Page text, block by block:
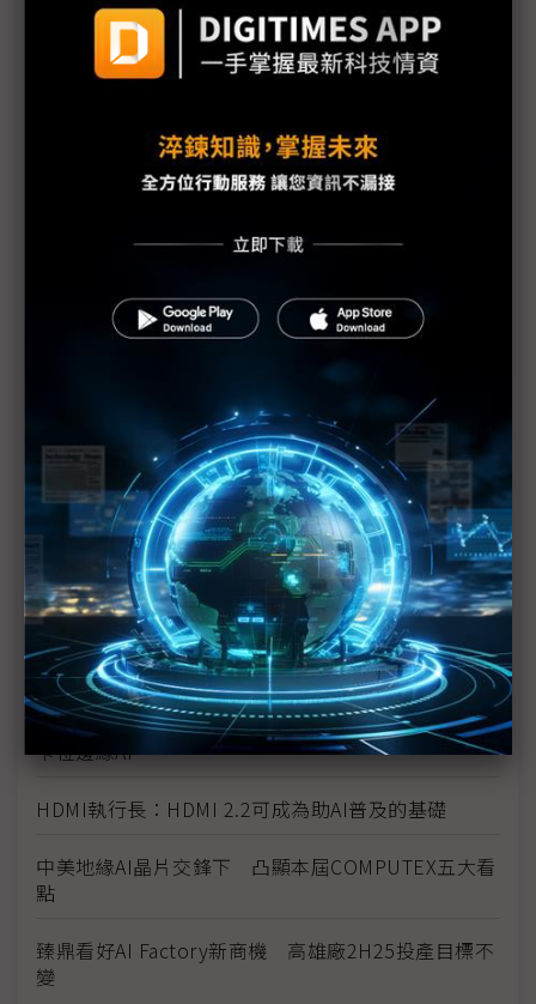
COMPUTEX氣氛轉冷 兩大疑慮壟罩下半年展望
《不具名消息》EP17：川普專挑軟「蘋果」吃？電腦
Tech666：【產業觀察小教室】COMPUTEX 2025觀
察，x86光環褪去後，Arm陣營將崛起？
比地上運輸貴30倍 無人機送貨成本仍是挑戰
NVIDIA台灣總部有著落了｜高通鎖定商用PC市場｜
英特爾陳立武的三支箭｜《科技中心點》EP55
評析：一場台系IC設計力挺的COMPUTEX
建碁COMPUTEX展Edge IPC新品 打造高效AI科技
黃仁勳直言AI晶片管制錯誤 業界示警：對美弊大於
台廠參戰人形機器人 供應鏈看好鴻海、和碩拔頭籌
《科技聽IC》COMPUTEX 2025今年的新商機？
Synaptics副總裁：多元產品、自主IP助攻自家MCU
卡位邊緣AI
HDMI執行長：HDMI 2.2可成為助AI普及的基礎
中美地緣AI晶片交鋒下 凸顯本屆COMPUTEX五大看
點
臻鼎看好AI Factory新商機 高雄廠2H25投產目標不
變